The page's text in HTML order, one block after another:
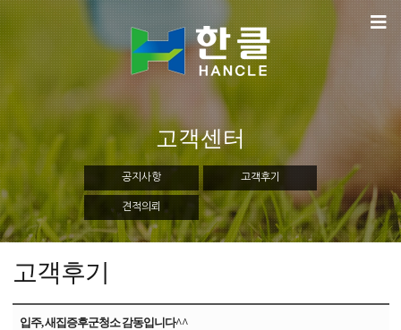
고객센터
공지사항 고객후기
견적의뢰
고객후기
입주, 새집증후군청소 감동입니다^^